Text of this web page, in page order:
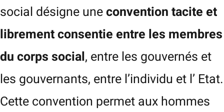
social désigne uneconvention tacite et
librement consentie entre les membres
du corps social, entre les gouvernés et
les gouvernants, entre l’individu et l’ Etat.
Cette convention permet aux hommes